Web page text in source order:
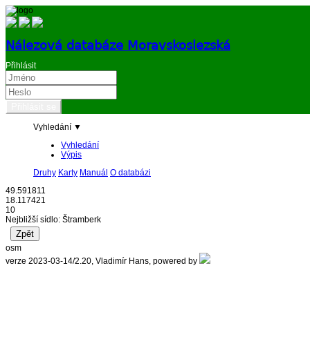
Nálezová databáze Moravskoslezská
Přihlásit
Vyhledání ▼
Vyhledání
Výpis
Druhy Karty Manuál O databázi
49.591811
18.117421
10
Nejbližší sídlo: Štramberk
osm
verze 2023-03-14/2.20, Vladimír Hans, powered by